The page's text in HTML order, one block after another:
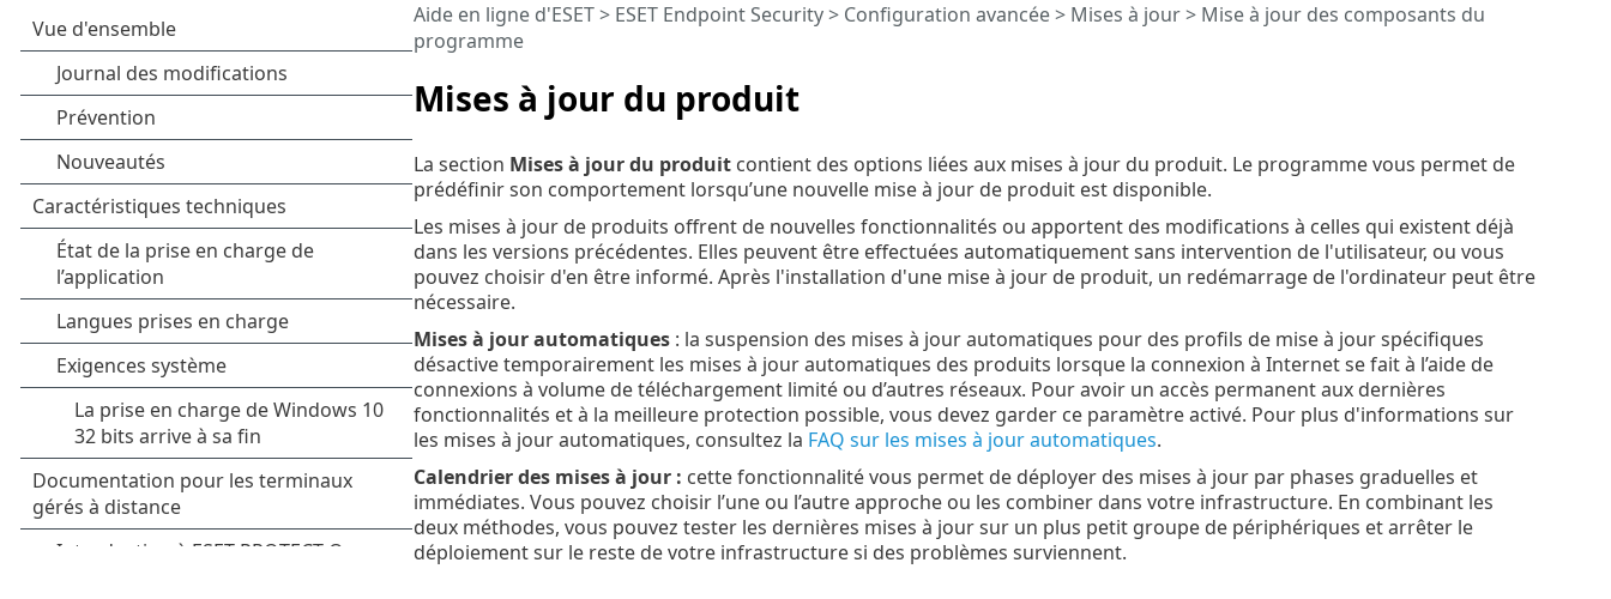
Mises à jour du produit
Aide en ligne d'ESET> ESET Endpoint Security> Configuration avancée> Mises à jour> Mise à jour des composants du
programme
La section Mises à jour du produitcontient des options liées aux mises à jour du produit. Le programme vous permet de
prédéfinir son comportement lorsqu’une nouvelle mise à jour de produit est disponible.
Les mises à jour de produits offrent de nouvelles fonctionnalités ou apportent des modifications à celles qui existent déjà
dans les versions précédentes. Elles peuvent être effectuées automatiquement sans intervention de l'utilisateur, ou vous
pouvez choisir d'en être informé. Après l'installation d'une mise à jour de produit, un redémarrage de l'ordinateur peut être
nécessaire.
Mises à jour automatiques: la suspension des mises à jour automatiques pour des profils de mise à jour spécifiques
désactive temporairement les mises à jour automatiques des produits lorsque la connexion à Internet se fait à l’aide de
connexions à volume de téléchargement limité ou d’autres réseaux. Pour avoir un accès permanent aux dernières
fonctionnalités et à la meilleure protection possible, vous devez garder ce paramètre activé. Pour plus d'informations sur
les mises à jour automatiques, consultez la FAQ sur les mises à jour automatiques.
Calendrier des mises à jour : cette fonctionnalité vous permet de déployer des mises à jour par phases graduelles et
immédiates. Vous pouvez choisir l’une ou l’autre approche ou les combiner dans votre infrastructure. En combinant les
deux méthodes, vous pouvez tester les dernières mises à jour sur un plus petit groupe de périphériques et arrêter le
déploiement sur le reste de votre infrastructure si des problèmes surviennent.